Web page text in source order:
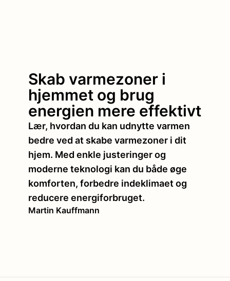
Skab varmezoner i
hjemmet og brug
energien mere effektivt
Lær, hvordan du kan udnytte varmen
bedre ved at skabe varmezoner i dit
hjem. Med enkle justeringer og
moderne teknologi kan du både øge
komforten, forbedre indeklimaet og
reducere energiforbruget.
Martin Kauffmann